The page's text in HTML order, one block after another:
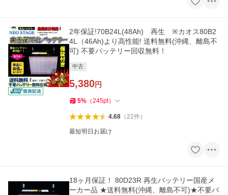
2年保証!70B24L(48Ah) 再生 ※カオス80B2
4L（46Ah)より高性能! 送料無料(沖縄、離島不
可) 不要バッテリー回収無料！
中古
5,380円
5% （245pt）
4.68（22件）
最短明日お届け
18ヶ月保証！ 80D23R 再生バッテリー国産メ
ーカー品 ★送料無料(沖縄、離島不可)★不要バ